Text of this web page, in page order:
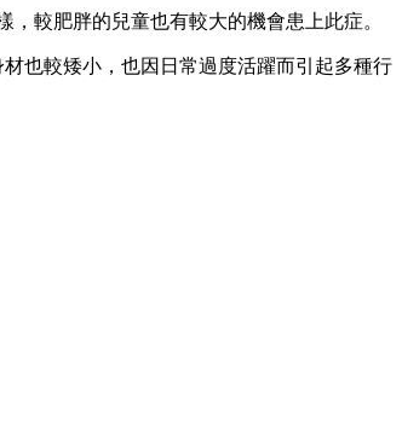
較肥胖的兒童也有較大的機會患上此症。
也較矮小，也因日常過度活躍而引起多種行